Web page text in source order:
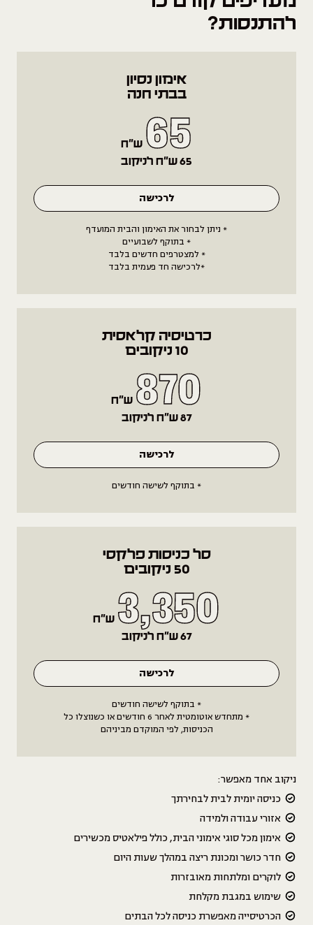
להתנסות?
אימון נסיון
בבתי חנה
65 ש״ח
65 ש״ח לניקוב
לרכישה
* ניתן לבחור את האימון והבית המועדף
* בתוקף לשבועיים
* למצטרפים חדשים בלבד
*לרכישה חד פעמית בלבד
כרטיסיה קלאסית
10 ניקובים
870 ש״ח
87 ש״ח לניקוב
לרכישה
* בתוקף לשישה חודשים
סל כניסות פלקסי
50 ניקובים
3,350 ש״ח
67 ש״ח לניקוב
לרכישה
* בתוקף לשישה חודשים
* מתחדש אוטומטית לאחר 6 חודשים או כשנוצלו כל
הכניסות, לפי המוקדם מביניהם
ניקוב אחד מאפשר:
כניסה יומית לבית לבחירתך
אזורי עבודה ולמידה
אימון מכל סוגי אימוני הבית, כולל פילאטיס מכשירים
חדר כושר ומכונת ריצה במהלך שעות היום
לוקרים ומלתחות מאובזרות
שימוש במגבת מקלחת
הכרטיסייה מאפשרת כניסה לכל הבתים